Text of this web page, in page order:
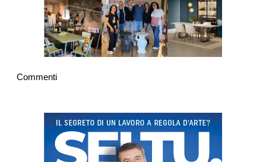
Commenti